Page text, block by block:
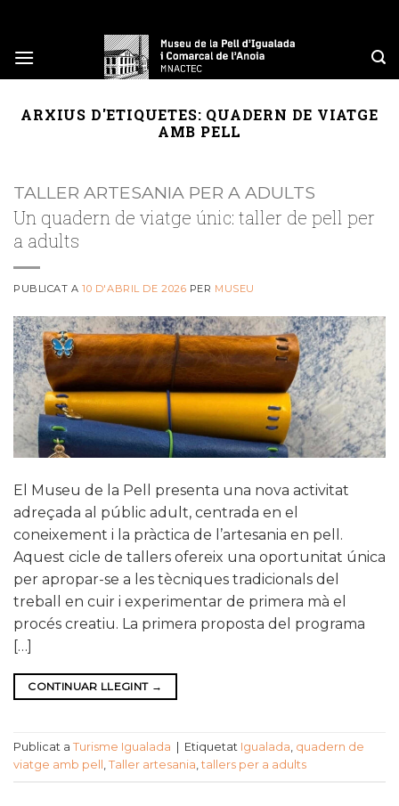
content
ARXIUS D'ETIQUETES: QUADERN DE VIATGE
AMB PELL
TALLER ARTESANIA PER A ADULTS
Un quadern de viatge únic: taller de pell per
a adults
PUBLICAT A10 D'ABRIL DE 2026 PER MUSEU
El Museu de la Pell presenta una nova activitat
adreçada al públic adult, centrada en el
coneixement i la pràctica de l’artesania en pell.
Aquest cicle de tallers ofereix una oportunitat única
per apropar-se a les tècniques tradicionals del
treball en cuir i experimentar de primera mà el
procés creatiu. La primera proposta del programa
[…]
CONTINUAR LLEGINT →
Publicat a Turisme Igualada Etiquetat Igualada, quadern de
viatge amb pell , Taller artesania, tallers per a adults